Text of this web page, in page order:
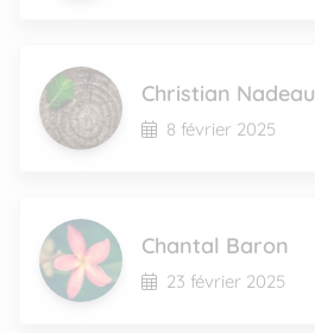
Christian Nadeau
8 février 2025
Chantal Baron
23 février 2025